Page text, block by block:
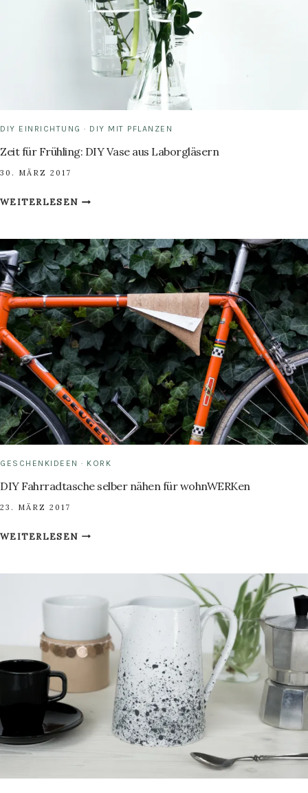
DIY EINRICHTUNG · DIY MIT PFLANZEN
Zeit für Frühling: DIY Vase aus Laborgläsern
30. MÄRZ 2017
WEITERLESENZEIT
DIY
VASE
AUS
LABORGLÄSERN
GESCHENKIDEEN · KORK
DIY Fahrradtasche selber nähen für wohnWERKen
23. MÄRZ 2017
WEITERLESENDIY
WOHNWERKEN